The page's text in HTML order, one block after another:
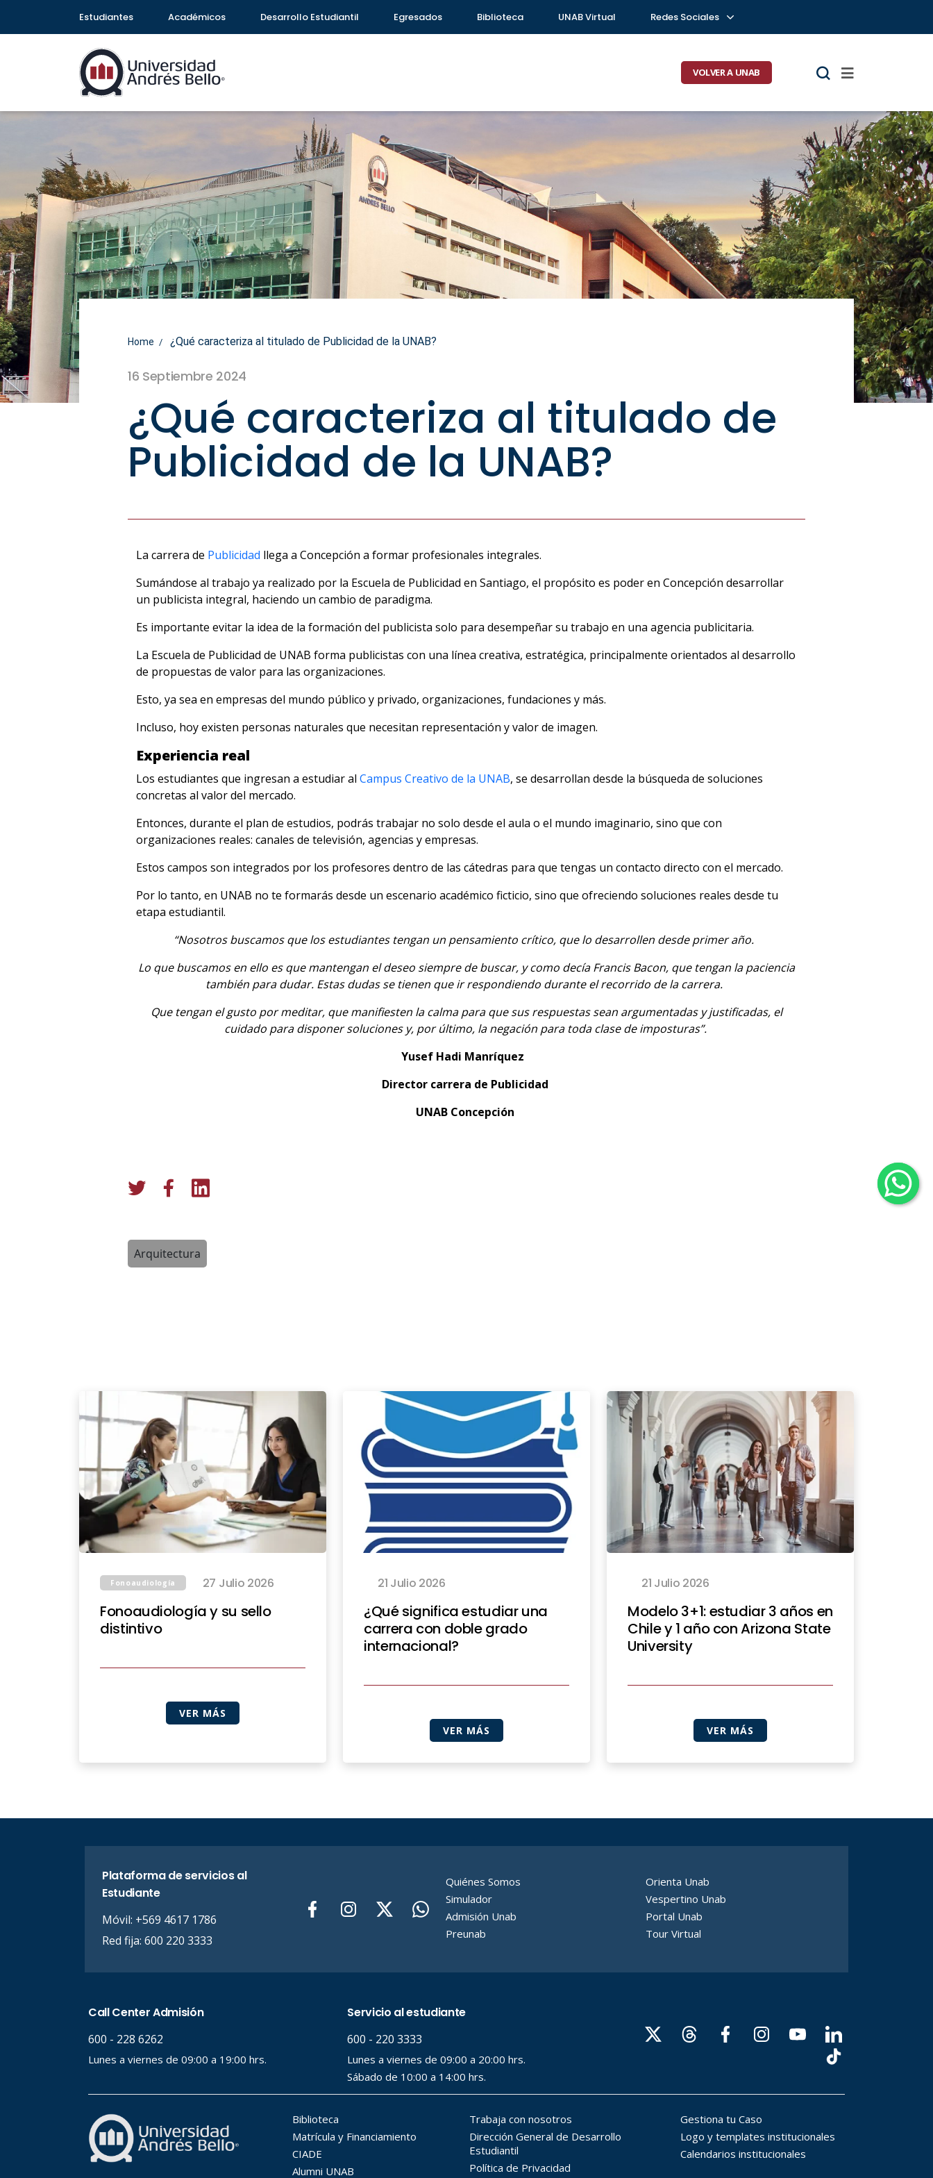
Estudiantes Académicos Desarrollo Estudiantil Egresados Biblioteca UNAB Virtual Redes Sociales
VOLVER A UNAB
Home ¿Qué caracteriza al titulado de Publicidad de la UNAB?
16 Septiembre 2024
¿Qué caracteriza al titulado de
Publicidad de la UNAB?
La carrera de Publicidad llega a Concepción a formar profesionales integrales.
Sumándose al trabajo ya realizado por la Escuela de Publicidad en Santiago, el propósito es poder en Concepción desarrollar
un publicista integral, haciendo un cambio de paradigma.
Es importante evitar la idea de la formación del publicista solo para desempeñar su trabajo en una agencia publicitaria.
La Escuela de Publicidad de UNAB forma publicistas con una línea creativa, estratégica, principalmente orientados al desarrollo
de propuestas de valor para las organizaciones.
Esto, ya sea en empresas del mundo público y privado, organizaciones, fundaciones y más.
Incluso, hoy existen personas naturales que necesitan representación y valor de imagen.
Experiencia real
Los estudiantes que ingresan a estudiar al Campus Creativo de la UNAB, se desarrollan desde la búsqueda de soluciones
concretas al valor del mercado.
Entonces, durante el plan de estudios, podrás trabajar no solo desde el aula o el mundo imaginario, sino que con
organizaciones reales: canales de televisión, agencias y empresas.
Estos campos son integrados por los profesores dentro de las cátedras para que tengas un contacto directo con el mercado.
Por lo tanto, en UNAB no te formarás desde un escenario académico ficticio, sino que ofreciendo soluciones reales desde tu
etapa estudiantil.
“Nosotros buscamos que los estudiantes tengan un pensamiento crítico, que lo desarrollen desde primer año.
Lo que buscamos en ello es que mantengan el deseo siempre de buscar, y como decía Francis Bacon, que tengan la paciencia
también para dudar. Estas dudas se tienen que ir respondiendo durante el recorrido de la carrera.
Que tengan el gusto por meditar, que manifiesten la calma para que sus respuestas sean argumentadas y justificadas, el
cuidado para disponer soluciones y, por último, la negación para toda clase de imposturas”.
Yusef Hadi Manríquez
Director carrera de Publicidad
UNAB Concepción
Arquitectura
Fonoaudiología 27 Julio 2026
Fonoaudiología y su sello
distintivo
VER MÁS
21 Julio 2026
¿Qué significa estudiar una
carrera con doble grado
internacional?
VER MÁS
21 Julio 2026
Modelo 3+1: estudiar 3 años en
Chile y 1 año con Arizona State
University
VER MÁS